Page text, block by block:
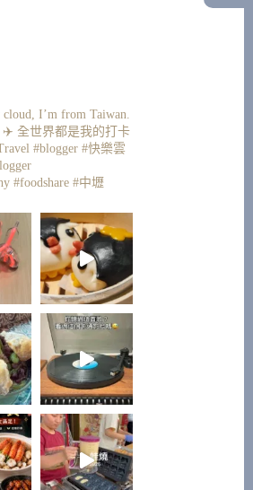
I’m from Taiwan.
✈️ 全世界都是我的打卡
#blogger #快樂雲
#foodshare #中壢